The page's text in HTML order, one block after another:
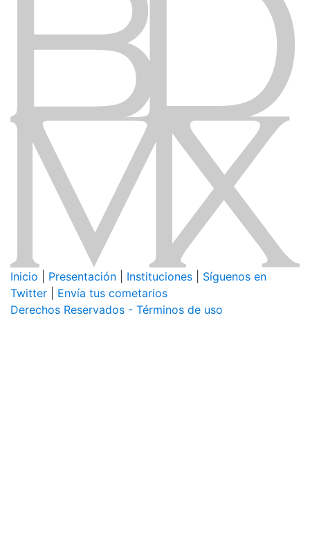
Inicio Presentación Instituciones
Síguenos en
Twitter
Envía tus cometarios
Derechos Reservados - Términos de uso